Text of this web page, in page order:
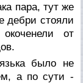
пара, тут же
дебри стояли
от
было не
а по сути -